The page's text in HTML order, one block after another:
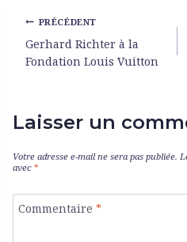
PRÉCÉDENT
Gerhard Richter à la
Fondation Louis Vuitton
Laisser un
Votre adresse e-mail ne sera pas publiée.
avec *
Commentaire *